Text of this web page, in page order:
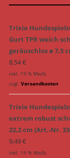
Trixie
Gurt TPR weich
geräuschlos ø 7,5
8,54€
inkl. 19 % MwSt.
zzgl. Versandkosten
Trixie
extrem robust
22,2 cm (Art.-Nr.
9,49€
inkl. 19 % MwSt.